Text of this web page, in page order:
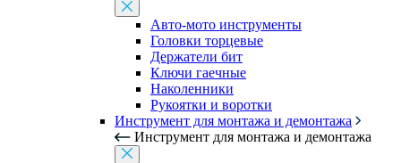
Авто-мото инструменты
Головки торцевые
Держатели бит
Ключи гаечные
Наколенники
Рукоятки и воротки
Инструмент для монтажа и демонтажа
Инструмент для монтажа и демонтажа